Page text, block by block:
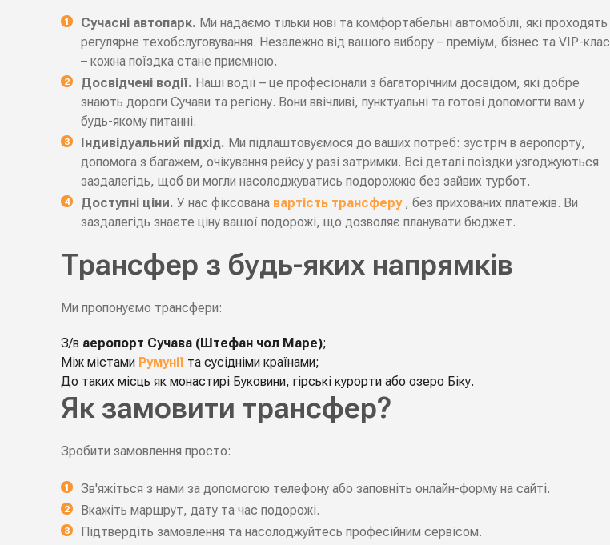
Сучасні автопарк. Ми надаємо тільки нові та комфортабельні автомобілі, які проходять
регулярне техобслуговування. Незалежно від вашого вибору – преміум, бізнес та VIP-клас
– кожна поїздка стане приємною.
Досвідчені водії. Наші водії – це професіонали з багаторічним досвідом, які добре
знають дороги Сучави та регіону. Вони ввічливі, пунктуальні та готові допомогти вам у
будь-якому питанні.
Індивідуальний підхід. Ми підлаштовуємося до ваших потреб: зустріч в аеропорту,
допомога з багажем, очікування рейсу у разі затримки. Всі деталі поїздки узгоджуються
заздалегідь, щоб ви могли насолоджуватись подорожжю без зайвих турбот.
Доступні ціни. У нас фіксована вартість трансферу , без прихованих платежів. Ви
заздалегідь знаєте ціну вашої подорожі, що дозволяє планувати бюджет.
Трансфер з будь-яких напрямків
Ми пропонуємо трансфери:
З/в аеропорт Сучава (Штефан чол Маре);
Між містами Румунії та сусідніми країнами;
До таких місць як монастирі Буковини, гірські курорти або озеро Біку.
Як замовити трансфер?
Зробити замовлення просто:
Зв'яжіться з нами за допомогою телефону або заповніть онлайн-форму на сайті.
Вкажіть маршрут, дату та час подорожі.
Підтвердіть замовлення та насолоджуйтесь професійним сервісом.